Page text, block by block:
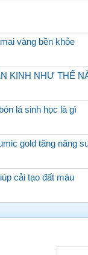
vàng bền khỏe
KINH NHƯ THẾ
lá sinh học là gì
gold tăng năng
cải tạo đất màu